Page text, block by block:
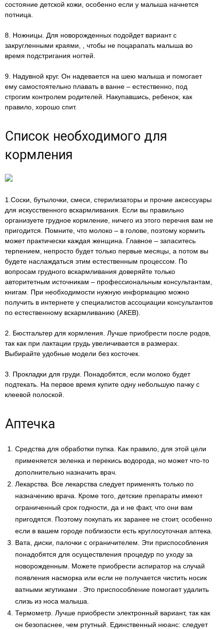
состояние детской кожи, особенно если у малыша начнется
потница.
8. Ножницы. Для новорожденных подойдет вариант с
закругленными краями, , чтобы не поцарапать малыша во
время подстригания ногтей.
9. Надувной круг. Он надевается на шею малыша и помогает
ему самостоятельно плавать в ванне – естественно, под
строгим контролем родителей. Накупавшись, ребенок, как
правило, хорошо спит.
Список необходимого для
кормления
1.Соски, бутылочки, смеси, стерилизаторы и прочие аксессуары
для искусственного вскармливания. Если вы правильно
организуете грудное кормление, ничего из этого перечня вам не
пригодится. Помните, что молоко – в голове, поэтому кормить
может практически каждая женщина. Главное – запаситесь
терпением, непросто будет только первые месяцы, а потом вы
будете наслаждаться этим естественным процессом. По
вопросам грудного вскармливания доверяйте только
авторитетным источникам – профессиональным консультантам,
книгам. При необходимости нужную информацию можно
получить в интернете у специалистов ассоциации консультантов
по естественному вскармливанию (АКЕВ).
2. Бюстгальтер для кормления. Лучше приобрести после родов,
так как при лактации грудь увеличивается в размерах.
Выбирайте удобные модели без косточек.
3. Прокладки для груди. Понадобятся, если молоко будет
подтекать. На первое время купите одну небольшую пачку с
клеевой полоской.
Аптечка
Средства для обработки пупка. Как правило, для этой цели
применяется зеленка и перекись водорода, но может что-то
дополнительно назначить врач.
Лекарства. Все лекарства следует применять только по
назначению врача. Кроме того, детские препараты имеют
ограниченный срок годности, да и не факт, что они вам
пригодятся. Поэтому покупать их заранее не стоит, особенно
если в вашем городе поблизости есть круглосуточная аптека.
Вата, диски, палочки с ограничителем. Эти приспособления
понадобятся для осуществления процедур по уходу за
новорожденным. Можете приобрести аспиратор на случай
появления насморка или если не получается чистить носик
ватными жгутиками . Это приспособление помогает удалить
слизь из носа малыша.
Термометр. Лучше приобрести электронный вариант, так как
он безопаснее, чем ртутный. Единственный нюанс: следует